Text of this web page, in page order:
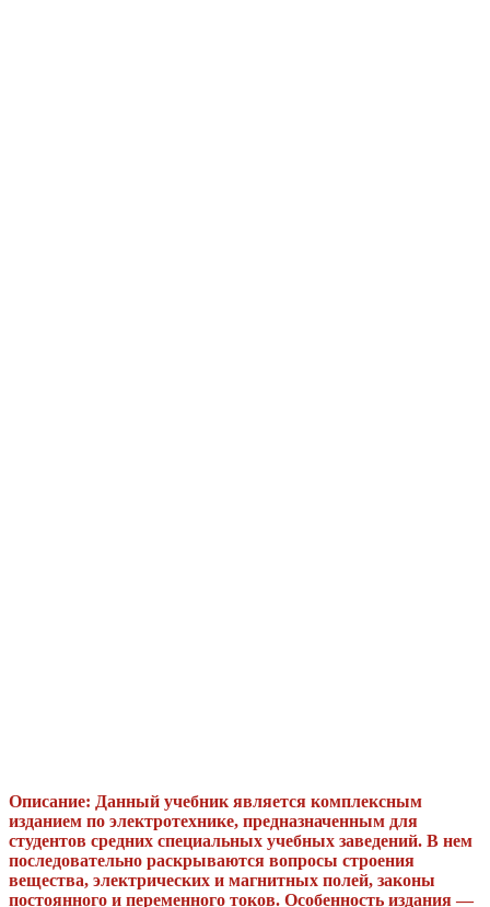
Описание: Данный учебник является комплексным
изданием по электротехнике, предназначенным для
студентов средних специальных учебных заведений. В нем
последовательно раскрываются вопросы строения
вещества, электрических и магнитных полей, законы
постоянного и переменного токов. Особенность издания —